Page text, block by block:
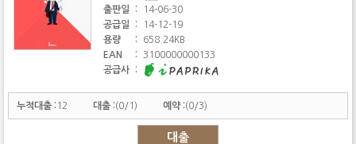
출판일
:
14-06-30
공급일
:
14-12-19
용량
:
658.24KB
EAN
:
3100000000133
공급사
:
누적대출 : 12 대출 :(0/1) 예약 :(0/3)
대출